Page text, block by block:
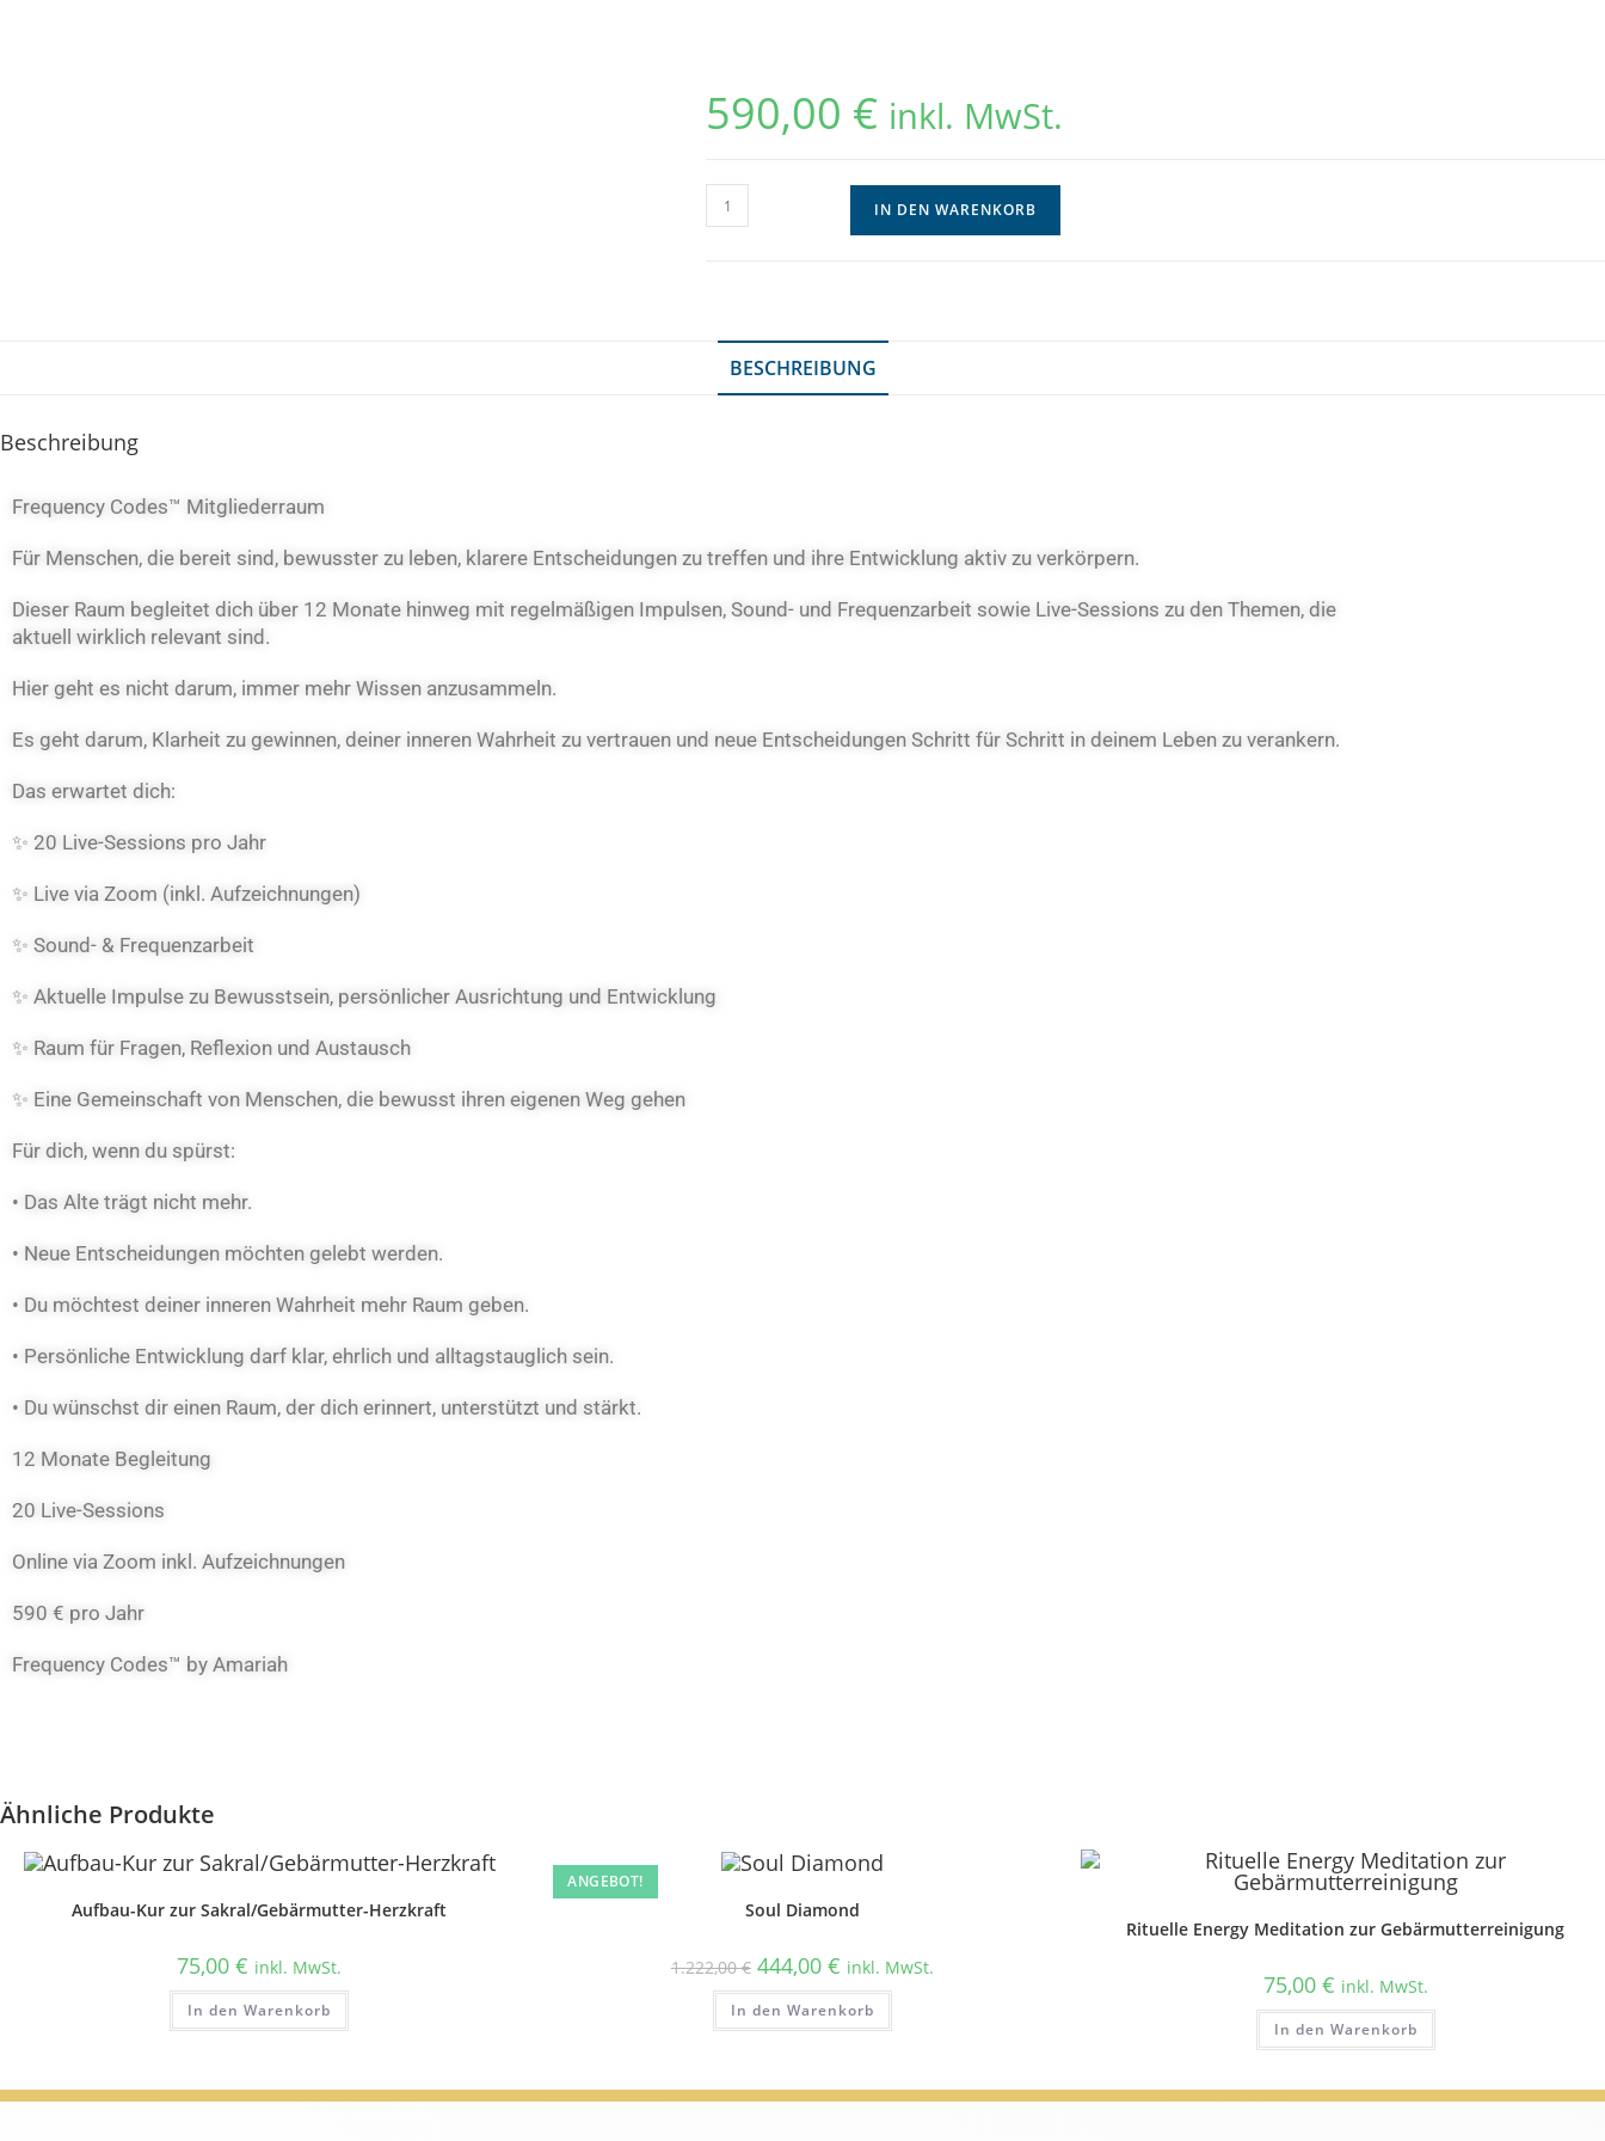
590,00 € inkl. MwSt.
IN DEN WARENKORB
BESCHREIBUNG
Beschreibung
Frequency Codes™ Mitgliederraum
Für Menschen, die bereit sind, bewusster zu leben, klarere Entscheidungen zu treffen und ihre Entwicklung aktiv zu verkörpern.
Dieser Raum begleitet dich über 12 Monate hinweg mit regelmäßigen Impulsen, Sound- und Frequenzarbeit sowie Live-Sessions zu den Themen, die
aktuell wirklich relevant sind.
Hier geht es nicht darum, immer mehr Wissen anzusammeln.
Es geht darum, Klarheit zu gewinnen, deiner inneren Wahrheit zu vertrauen und neue Entscheidungen Schritt für Schritt in deinem Leben zu verankern.
Das erwartet dich:
✨ 20 Live-Sessions pro Jahr
✨ Live via Zoom (inkl. Aufzeichnungen)
✨ Sound- & Frequenzarbeit
✨ Aktuelle Impulse zu Bewusstsein, persönlicher Ausrichtung und Entwicklung
✨ Raum für Fragen, Reflexion und Austausch
✨ Eine Gemeinschaft von Menschen, die bewusst ihren eigenen Weg gehen
Für dich, wenn du spürst:
• Das Alte trägt nicht mehr.
• Neue Entscheidungen möchten gelebt werden.
• Du möchtest deiner inneren Wahrheit mehr Raum geben.
• Persönliche Entwicklung darf klar, ehrlich und alltagstauglich sein.
• Du wünschst dir einen Raum, der dich erinnert, unterstützt und stärkt.
12 Monate Begleitung
20 Live-Sessions
Online via Zoom inkl. Aufzeichnungen
590 € pro Jahr
Frequency Codes™ by Amariah
Ähnliche Produkte
Aufbau-Kur zur Sakral/Gebärmutter-Herzkraft
75,00€ inkl. MwSt.
In den Warenkorb
ANGEBOT!
Soul Diamond
1.222,00€ 444,00 € inkl. MwSt.
In den Warenkorb
Rituelle Energy Meditation zur Gebärmutterreinigung
75,00 € inkl. MwSt.
In den Warenkorb